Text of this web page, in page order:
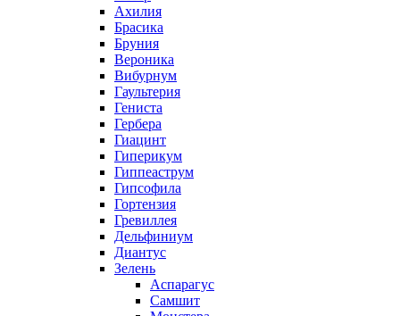
Ахилия
Брасика
Бруния
Вероника
Вибурнум
Гаультерия
Гениста
Гербера
Гиацинт
Гиперикум
Гиппеаструм
Гипсофила
Гортензия
Гревиллея
Дельфиниум
Диантус
Зелень
Аспарагус
Самшит